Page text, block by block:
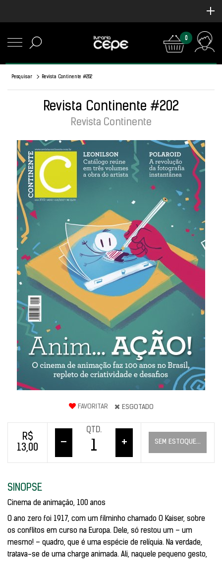
0
Pesquisar Revista Continente #202
Revista Continente #202
Revista Continente
FAVORITAR ESGOTADO
R$
13,00
–
QTD.
+ SEM ESTOQUE...
SINOPSE
Cinema de animação, 100 anos
O ano zero foi 1917, com um filminho chamado O Kaiser, sobre
os conflitos em curso na Europa. Dele, só restou um – um
mesmo! – quadro, que é uma espécie de relíquia. Na verdade,
tratava-se de uma charge animada. Ali, naquele pequeno gesto,